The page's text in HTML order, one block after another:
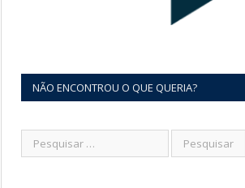
NÃO ENCONTROU O QUE QUERIA?